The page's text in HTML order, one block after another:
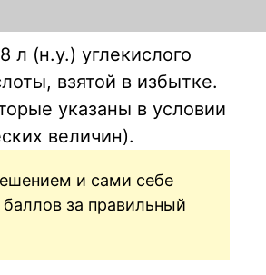
(н.у.) углекислого
взятой в избытке.
указаны в условии
величин).
и сами себе
за правильный